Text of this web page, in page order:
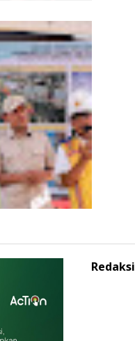
Redaksi